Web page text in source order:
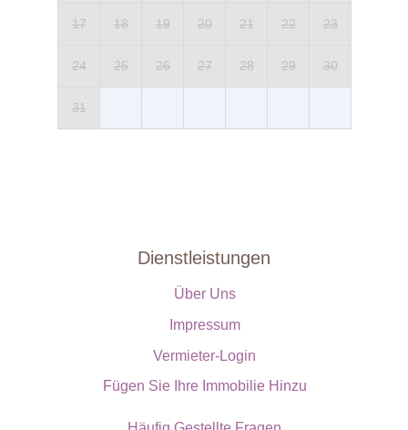
17 18 19 20 21 22 23
24 25 26 27 28 29 30
31
Dienstleistungen
Über Uns
Impressum
Vermieter-Login
Fügen Sie Ihre Immobilie Hinzu